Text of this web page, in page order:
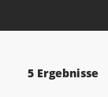
5 Ergebnisse